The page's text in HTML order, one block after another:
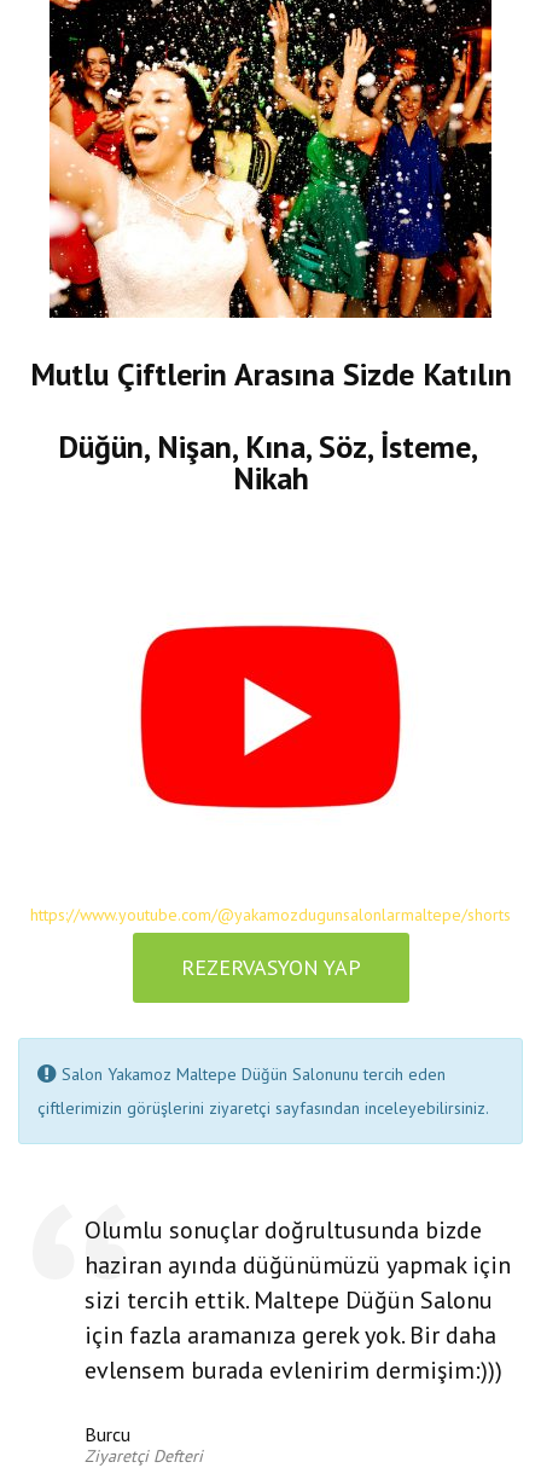
Mutlu Çiftlerin Arasına Sizde Katılın
Düğün, Nişan, Kına, Söz, İsteme,
Nikah
https://www.youtube.com/@yakamozdugunsalonlarmaltepe/shorts
REZERVASYON YAP
Salon Yakamoz Maltepe Düğün Salonunu tercih eden
çiftlerimizin görüşlerini ziyaretçi sayfasından inceleyebilirsiniz.
Olumlu sonuçlar doğrultusunda bizde
haziran ayında düğünümüzü yapmak için
sizi tercih ettik. Maltepe Düğün Salonu
için fazla aramanıza gerek yok. Bir daha
evlensem burada evlenirim dermişim:)))
Burcu
Ziyaretçi Defteri